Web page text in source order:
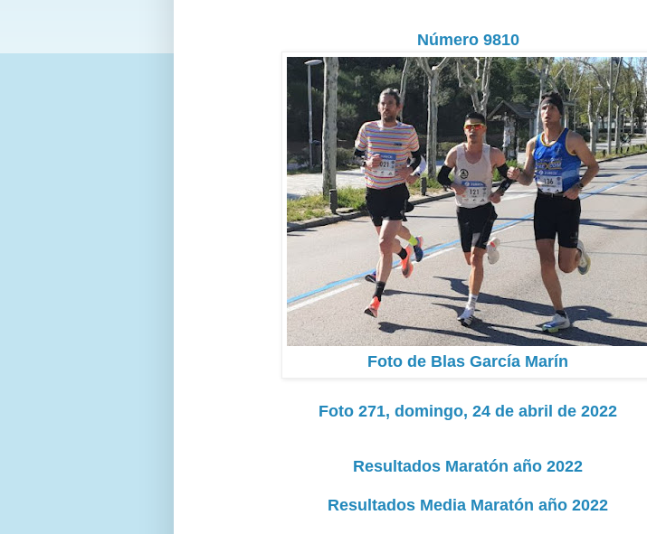
Número 9810
Foto de Blas García Marín
Foto 271, domingo, 24 de abril de 2022
Resultados Maratón año 2022
Resultados Media Maratón año 2022